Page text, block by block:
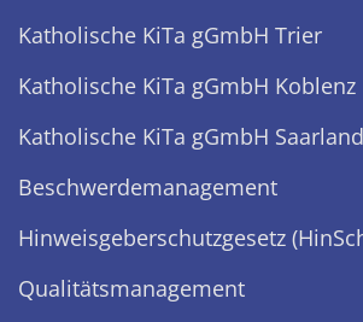
Katholische KiTa gGmbH Trier
Katholische KiTa gGmbH Koblenz
Katholische KiTa gGmbH Saarland
Beschwerdemanagement
Hinweisgeberschutzgesetz
Qualitätsmanagement